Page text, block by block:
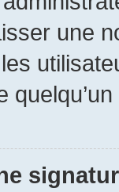
une